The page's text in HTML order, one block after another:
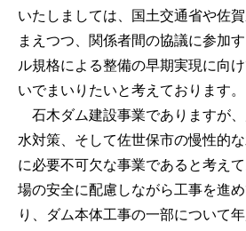
いたしましては、国土交通省や佐
まえつつ、関係者間の協議に参加
ル規格による整備の早期実現に向
いでまいりたいと考えております。
石木ダム建設事業でありますが
水対策、そして佐世保市の慢性的
に必要不可欠な事業であると考え
場の安全に配慮しながら工事を進
り、ダム本体工事の一部について